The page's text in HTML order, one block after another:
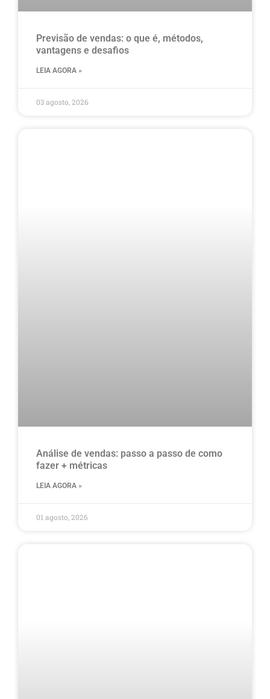
Previsão de vendas: o que é, métodos,
vantagens e desafios
LEIA AGORA »
03 agosto, 2026
Análise de vendas: passo a passo de como
fazer + métricas
LEIA AGORA »
01 agosto, 2026